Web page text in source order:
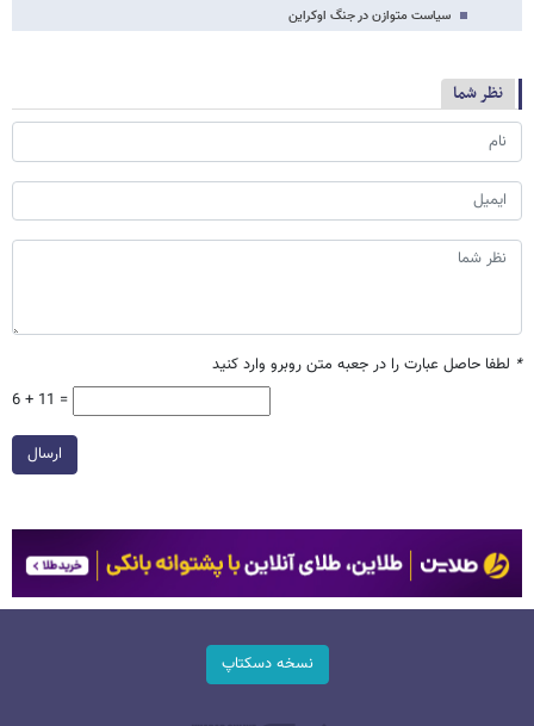
سیاست متوازن در جنگ اوکراین
نظر شما
* لطفا حاصل عبارت را در جعبه متن روبرو وارد کنید
6 + 11 =
ارسال
نسخه دسکتاپ